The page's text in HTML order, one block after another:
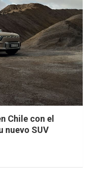
Chile con el
nuevo SUV